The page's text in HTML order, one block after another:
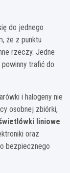
do jednego
że z punktu
rzeczy. Jedne
trafić do
i halogeny nie
osobnej zbiórki,
liniowe
oraz
bezpiecznego